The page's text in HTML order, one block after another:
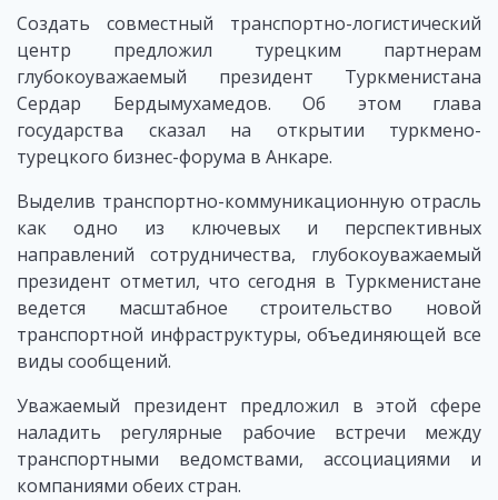
Создать совместный транспортно-логистический
центр предложил турецким партнерам
глубокоуважаемый президент Туркменистана
Сердар Бердымухамедов. Об этом глава
государства сказал на открытии туркмено-
турецкого бизнес-форума в Анкаре.
Выделив транспортно-коммуникационную отрасль
как одно из ключевых и перспективных
направлений сотрудничества, глубокоуважаемый
президент отметил, что сегодня в Туркменистане
ведется масштабное строительство новой
транспортной инфраструктуры, объединяющей все
виды сообщений.
Уважаемый президент предложил в этой сфере
наладить регулярные рабочие встречи между
транспортными ведомствами, ассоциациями и
компаниями обеих стран.